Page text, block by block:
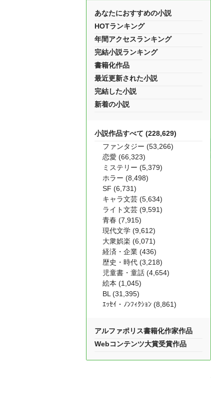
あなたにおすすめの小説
HOTランキング
年間アクセスランキング
完結小説ランキング
書籍化作品
最近更新された小説
完結した小説
新着の小説
小説作品すべて (228,629)
ファンタジー (53,266)
恋愛 (66,323)
ミステリー (5,379)
ホラー (8,498)
SF (6,731)
キャラ文芸 (5,634)
ライト文芸 (9,591)
青春 (7,915)
現代文学 (9,612)
大衆娯楽 (6,071)
経済・企業 (436)
歴史・時代 (3,218)
児童書・童話 (4,654)
絵本 (1,045)
BL (31,395)
ｴｯｾｲ・ﾉﾝﾌｨｸｼｮﾝ (8,861)
アルファポリス書籍化作家作品
Webコンテンツ大賞受賞作品